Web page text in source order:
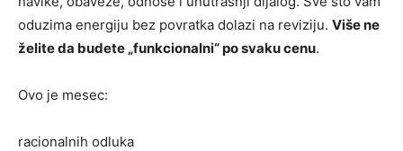
oduzima energiju bez povratka dolazi na reviziju. Više ne
želite da budete „funkcionalni“ po svaku cenu.
Ovo je mesec:
racionalnih odluka